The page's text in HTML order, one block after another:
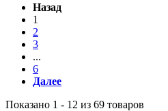
Назад
1
2
3
...
6
Далее
Показано 1 - 12 из 69 товаров